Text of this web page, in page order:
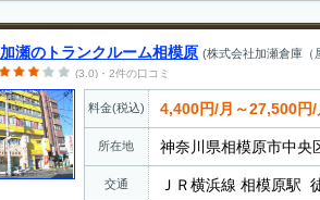
加瀬のトランクルーム相模原 (株式会社加瀬倉庫（
(3.0)・2件の口コミ
料金(税込) 4,400円/月～27,500円/
所在地 神奈川県相模原市中央
交通 ＪＲ横浜線 相模原駅